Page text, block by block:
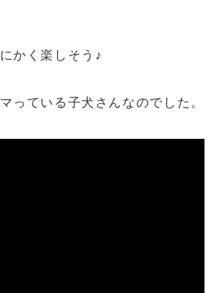
かく楽しそう♪
っている子犬さんなのでした。